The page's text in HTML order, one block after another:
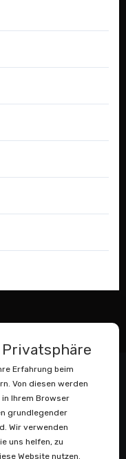
Erfahrung beim
Von diesen werden
Ihrem Browser
grundlegender
Wir verwenden
uns helfen, zu
Website nutzen.